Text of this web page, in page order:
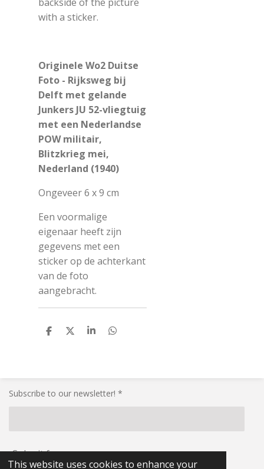
This website uses cookies to enhance your
with a sticker.
Originele Wo2 Duitse
Foto - Rijksweg bij
Delft met gelande
Junkers JU 52-vliegtuig
met een Nederlandse
POW militair,
Blitzkrieg mei,
Nederland (1940)
Ongeveer 6 x 9 cm
Een voormalige
eigenaar heeft zijn
gegevens met een
sticker op de achterkant
van de foto
aangebracht.
S
S
S
S
Subscribe to our newsletter! *
Submit form